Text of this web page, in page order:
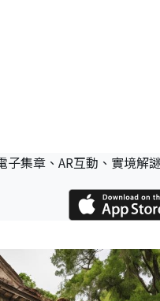
集章、AR互動、實境解